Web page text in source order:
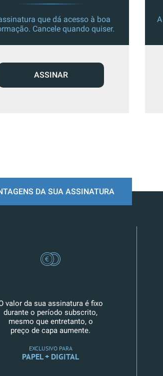
que dá acesso à boa
Cancele quando quiser.
ASSINAR
DA SUA ASSINATURA
valor da sua assinatura é fixo
durante o período subscrito,
mesmo que entretanto, o
preço de capa aumente.
EXCLUSIVO PARA
PAPEL + DIGITAL